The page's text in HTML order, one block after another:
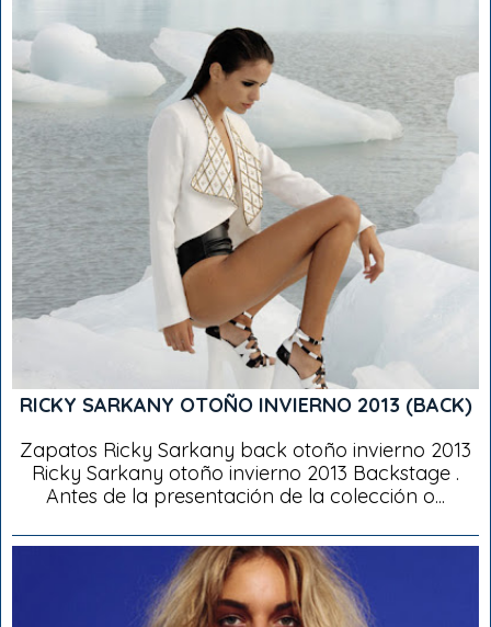
RICKY SARKANY OTOÑO INVIERNO 2013 (BACK)
Zapatos Ricky Sarkany back otoño invierno 2013
Ricky Sarkany otoño invierno 2013 Backstage .
Antes de la presentación de la colección o...